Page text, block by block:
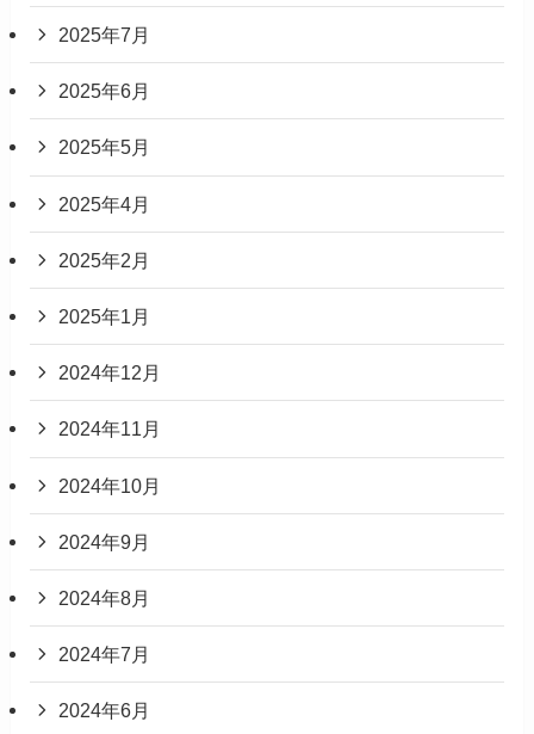
2025年7月
2025年6月
2025年5月
2025年4月
2025年2月
2025年1月
2024年12月
2024年11月
2024年10月
2024年9月
2024年8月
2024年7月
2024年6月